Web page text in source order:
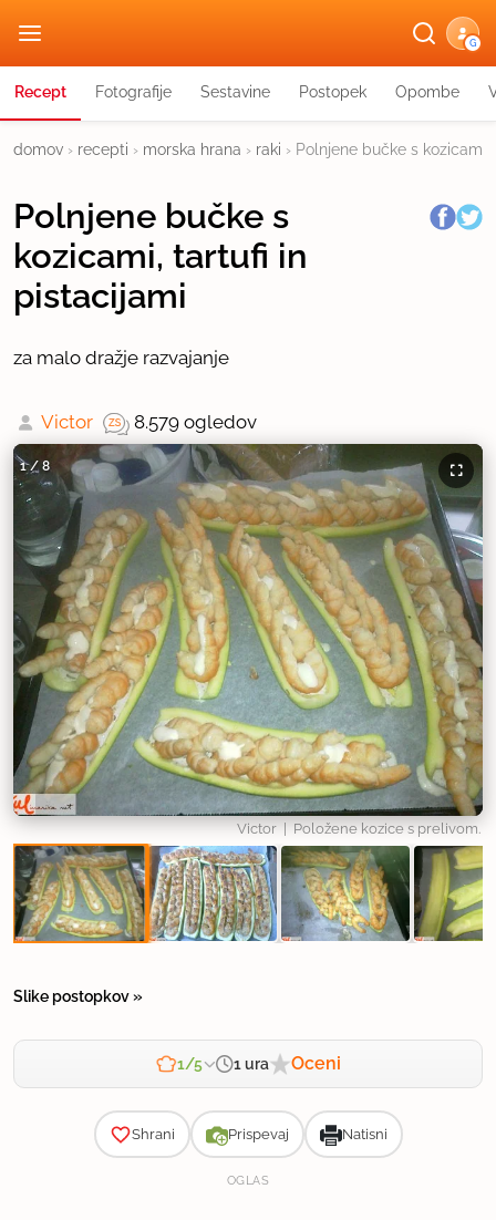
G
Recept Fotografije Sestavine Postopek Opombe
domov › recepti › morska hrana › raki › Polnjene bučke s
Polnjene bučke s
kozicami, tartufi in
pistacijami
za malo dražje razvajanje
Victor 8.579 ogledov
1/ 8
Victor | Položene kozice s prelivom.
Slike postopkov »
1/5 1 ura Oceni
Shrani Prispevaj Natisni
OGLAS